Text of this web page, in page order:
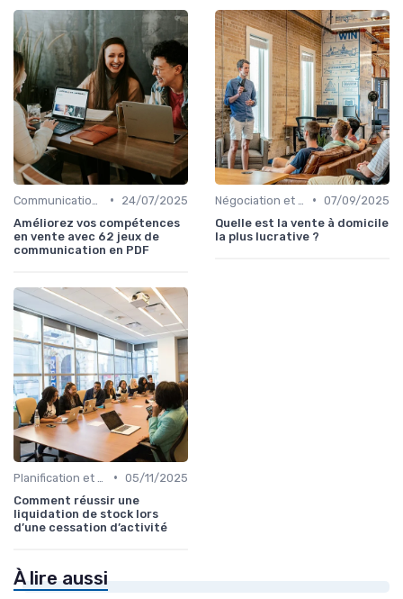
•
24/07/2025
Améliorez vos compétences
en vente avec 62 jeux de
communication en PDF
• 07/09/2025
Quelle est la vente à domicile
la plus lucrative ?
• 05/11/2025
Comment réussir une
liquidation de stock lors
d’une cessation d’activité
À lire aussi